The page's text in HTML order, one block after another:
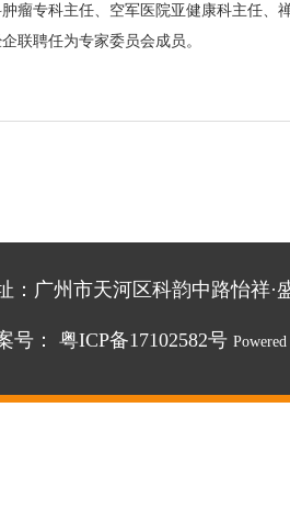
专科主任、空军医院亚健康科主任、
聘任为专家委员会成员。
：广州市天河区科韵中路怡祥·
号： 粤ICP备17102582号